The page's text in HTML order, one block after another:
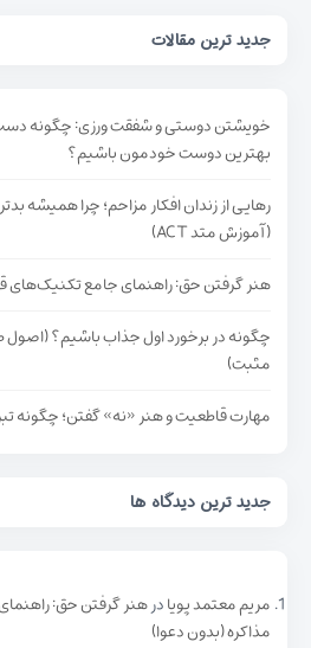
جدید ترین مقالات
خویشتن دوستی و شفقت ورزی: چگونه دست
بهترین دوست خودمون باشیم؟
رهایی از زندان افکار مزاحم؛ چرا همیشه
(آموزش متد ACT)
هنر گرفتن حق: راهنمای جامع تکنیک‌های
چگونه در برخورد اول جذاب باشیم؟ (اصول
مثبت)
مهارت قاطعیت و هنر «نه» گفتن؛ چگونه
جدید ترین دیدگاه ها
مریم معتمد پویادرهنر گرفتن حق:
مذاکره (بدون دعوا)